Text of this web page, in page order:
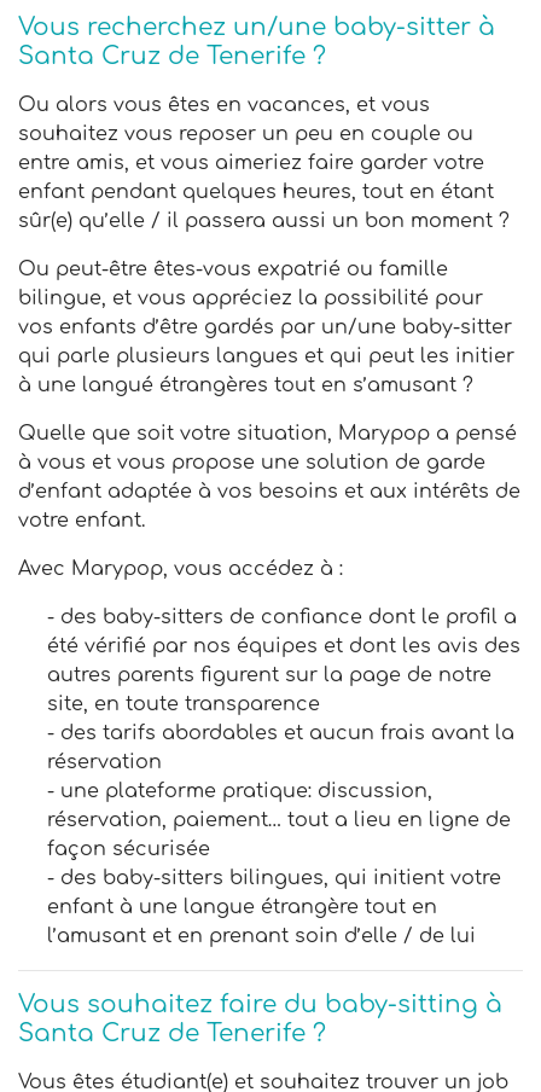
Vous recherchez un/une baby-sitter à
Santa Cruz de Tenerife ?
Ou alors vous êtes en vacances, et vous
souhaitez vous reposer un peu en couple ou
entre amis, et vous aimeriez faire garder votre
enfant pendant quelques heures, tout en étant
sûr(e) qu’elle / il passera aussi un bon moment ?
Ou peut-être êtes-vous expatrié ou famille
bilingue, et vous appréciez la possibilité pour
vos enfants d’être gardés par un/une baby-sitter
qui parle plusieurs langues et qui peut les initier
à une langué étrangères tout en s’amusant ?
Quelle que soit votre situation, Marypop a pensé
à vous et vous propose une solution de garde
d’enfant adaptée à vos besoins et aux intérêts de
votre enfant.
Avec Marypop, vous accédez à :
- des baby-sitters de confiance dont le profil a
été vérifié par nos équipes et dont les avis des
autres parents figurent sur la page de notre
site, en toute transparence
- des tarifs abordables et aucun frais avant la
réservation
- une plateforme pratique: discussion,
réservation, paiement… tout a lieu en ligne de
façon sécurisée
- des baby-sitters bilingues, qui initient votre
enfant à une langue étrangère tout en
l’amusant et en prenant soin d’elle / de lui
Vous souhaitez faire du baby-sitting à
Santa Cruz de Tenerife ?
Vous êtes étudiant(e) et souhaitez trouver un job